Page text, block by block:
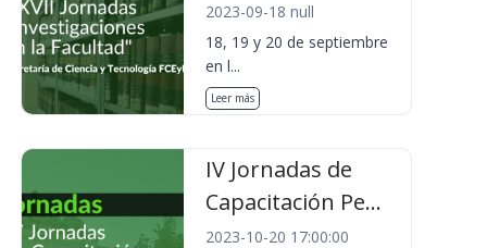
2023-09-18 null
18, 19 y 20 de septiembre
en l...
Leer más
IV Jornadas de
Capacitación Pe...
2023-10-20 17:00:00